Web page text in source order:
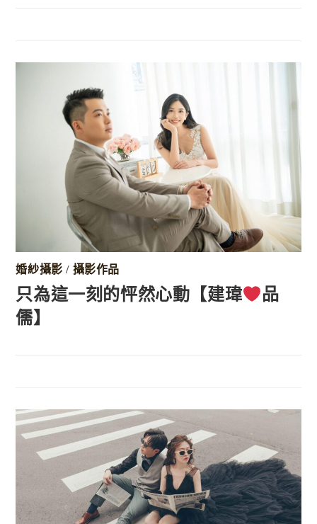
婚紗攝影 / 攝影作品
只為這一刻的怦然心動【建瑋
品
儒】